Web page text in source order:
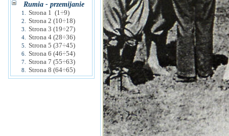
Rumia - przemijanie
1. Strona 1 (1÷9)
2. Strona 2 (10÷18)
3. Strona 3 (19÷27)
4. Strona 4 (28÷36)
5. Strona 5 (37÷45)
6. Strona 6 (46÷54)
7. Strona 7 (55÷63)
8. Strona 8 (64÷65)